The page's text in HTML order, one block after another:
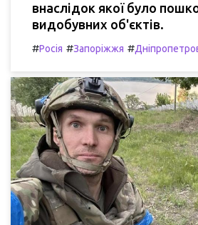
внаслідок якої було
видобувних об'єктів.
#Росія #Запоріжжя #